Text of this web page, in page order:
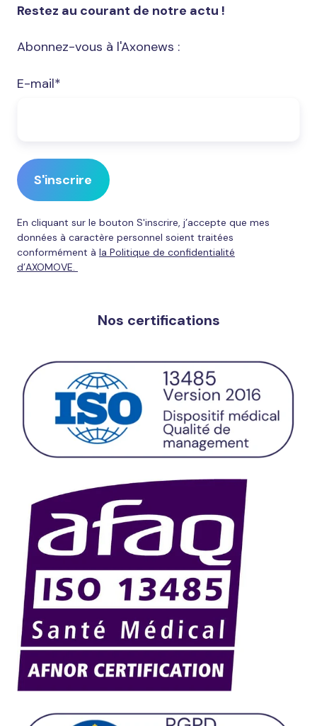
Restez au courant de notre actu !
Abonnez-vous à l'Axonews :
E-mail*
En cliquant sur le bouton S'inscrire, j’accepte que mes
données à caractère personnel soient traitées
conformément à la Politique de confidentialité
d’AXOMOVE.
Nos certifications